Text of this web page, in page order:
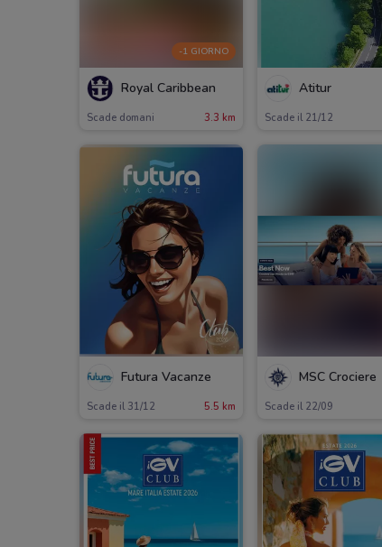
-1 GIORNO
Royal Caribbean
Scade domani 3.3 km
Atitur
Scade il 21/12
Futura Vacanze
Scade il 31/12 5.5 km
MSC Crociere
Scade il 22/09